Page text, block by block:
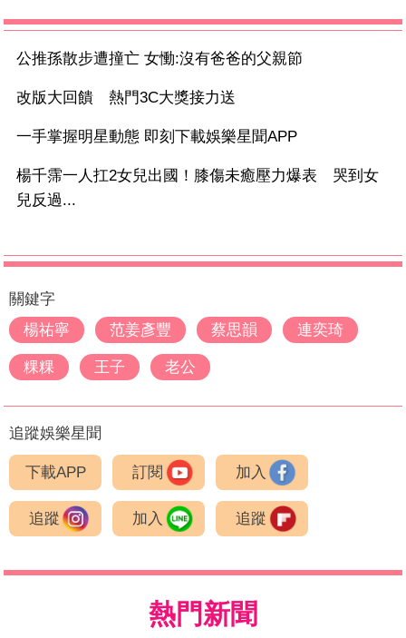
公推孫散步遭撞亡 女慟:沒有爸爸的父親節
改版大回饋 熱門3C大獎接力送
一手掌握明星動態 即刻下載娛樂星聞APP
楊千霈一人扛2女兒出國！膝傷未癒壓力爆表 哭到女
兒反過...
關鍵字
楊祐寧
范姜彥豐 蔡思韻 連奕琦
粿粿 王子 老公
追蹤娛樂星聞
下載APP 訂閱 加入
追蹤 加入 追蹤
熱門新聞